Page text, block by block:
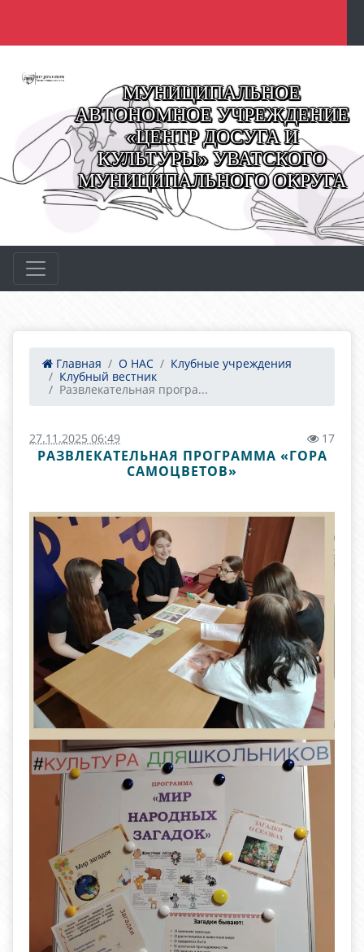
МУНИЦИПАЛЬНОЕ
АВТОНОМНОЕ УЧРЕЖДЕНИЕ
«ЦЕНТР ДОСУГА И
КУЛЬТУРЫ» УВАТСКОГО
МУНИЦИПАЛЬНОГО ОКРУГА
Главная О НАС
Клубные учреждения
Клубный вестник
Развлекательная програ...
27.11.2025 06:49 17
РАЗВЛЕКАТЕЛЬНАЯ ПРОГРАММА «ГОРА
САМОЦВЕТОВ»